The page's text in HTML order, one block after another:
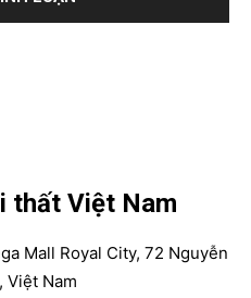
thất Việt Nam
Mall Royal City, 72 Nguyễn
Việt Nam